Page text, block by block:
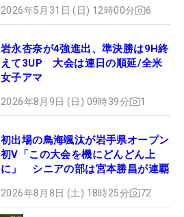
2026年5月31日 (日) 12時00分 6
岩永杏奈が4強進出、準決勝は9H終
えて3UP 大会は連日の順延/全米
女子アマ
2026年8月9日 (日) 09時39分 1
初出場の鳥海颯汰が岩手県オープン
初V「この大会を機にどんどん上
に」 シニアの部は宮本勝昌が連覇
2026年8月8日 (土) 18時25分 72